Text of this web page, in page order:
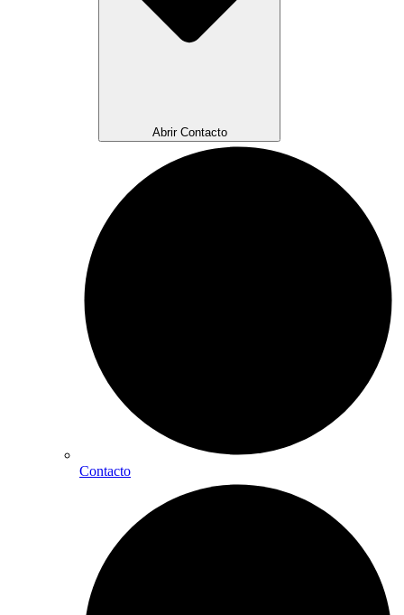
Abrir Contacto
Contacto